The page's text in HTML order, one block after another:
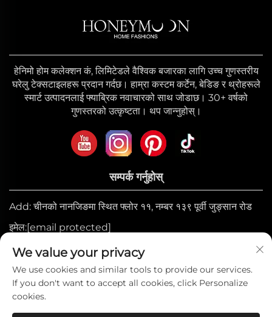
हेनिमो होम कलेक्शन कं, लिमिटेडले वैश्विक बजारका लागि उच्च गुणस्तरीय
घरेलु टेक्सटाइलहरू प्रदान गर्दछ। हाम्रा कस्टम कर्टेन, बेडिङ र थ्रोहरूले
स्मार्ट उत्पादनलाई फ्याब्रिक नवाचारको साथ जोडाछ। 30+ वर्षको
गुणस्तरको उत्कृष्टता। थप जान्नुहोस्।
सम्पर्क गर्नुहोस्
Add: चीनको नानजिङमा स्थित फ्लोर ११, नम्बर १३९ पूर्वी जुङ्सान रोड
इमेल:[email protected]
मोबाइल:+86-17327710449
टेल:+86-025-84573776
हक प्रतिलिपि © 2025 हेनिमो होम कलेक्सन कम्पनी लिमिटेडको
We value your privacy
We use cookies and similar tools to provide our services.
If you don't want to accept all cookies, click Personalize
cookies.